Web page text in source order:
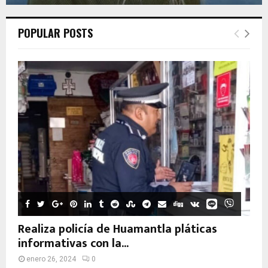
POPULAR POSTS
Realiza policía de Huamantla pláticas
informativas con la...
enero 26, 2024 0